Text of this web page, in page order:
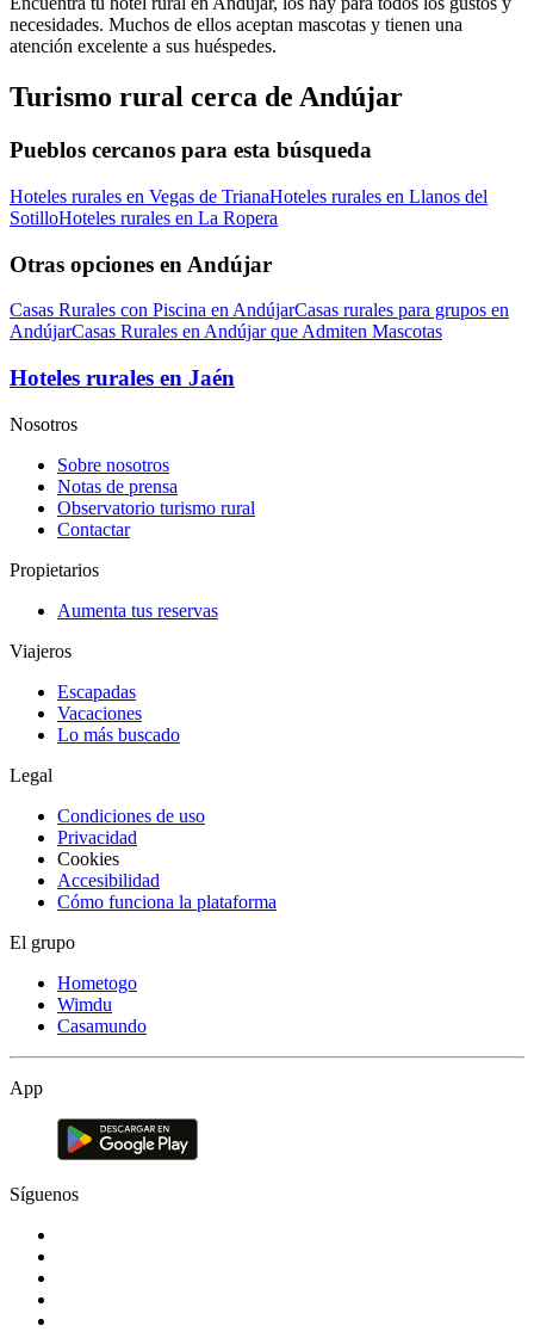
necesidades. Muchos de ellos aceptan mascotas y tienen una
atención excelente a sus huéspedes.
Turismo rural cerca de Andújar
Pueblos cercanos para esta búsqueda
Hoteles rurales en Vegas de TrianaHoteles rurales en Llanos del
SotilloHoteles rurales en La Ropera
Otras opciones en Andújar
Casas Rurales con Piscina en AndújarCasas rurales para grupos en
AndújarCasas Rurales en Andújar que Admiten Mascotas
Hoteles rurales en Jaén
Nosotros
Sobre nosotros
Notas de prensa
Observatorio turismo rural
Contactar
Propietarios
Aumenta tus reservas
Viajeros
Escapadas
Vacaciones
Lo más buscado
Legal
Condiciones de uso
Privacidad
Cookies
Accesibilidad
Cómo funciona la plataforma
El grupo
Hometogo
Wimdu
Casamundo
App
Síguenos